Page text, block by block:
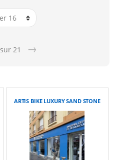
sur 21 →
ARTIS BIKE LUXURY SAND STONE